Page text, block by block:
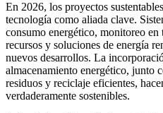
En 2026, los proyectos
tecnología como aliada clave.
consumo energético, monitoreo
recursos y soluciones de energía
nuevos desarrollos. La
almacenamiento energético, junto
residuos y reciclaje eficientes,
verdaderamente sostenibles.